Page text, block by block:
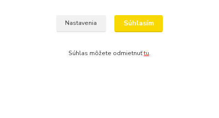
Návod na použitie akvárií, akvaterárií, terárií a niekoľko rád a
Bratislavský rozvoz a bezpečné doručeni
Nastavenia Súhlasím
Súhlas môžete odmietnuťtu.